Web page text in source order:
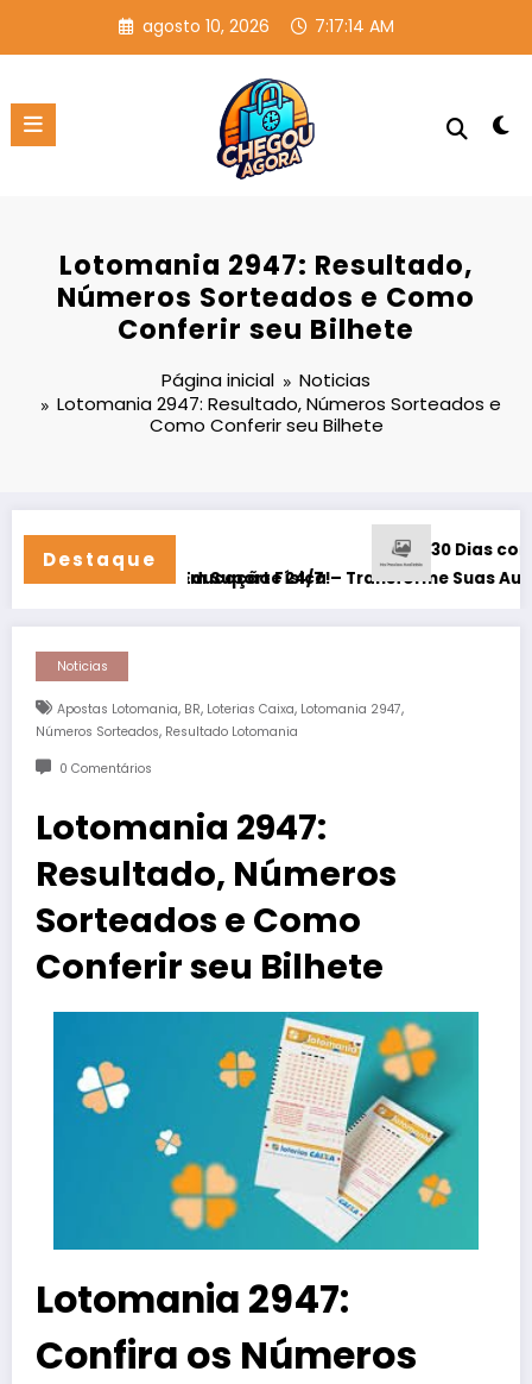
o
agosto 10, 2026 7:17:14 AM
Lotomania 2947: Resultado,
Números Sorteados e Como
Conferir seu Bilhete
Página inicial
Noticias
Lotomania 2947: Resultado, Números Sorteados e
Como Conferir seu Bilhete
Destaque
e com Suporte 24/7!
para Educação Física – Transforme Suas Aulas em 2025
30 Dias com Deus para
Noticias
Apostas Lotomania, BR, Loterias Caixa, Lotomania 2947,
Números Sorteados, Resultado Lotomania
0 Comentários
Lotomania 2947:
Resultado, Números
Sorteados e Como
Conferir seu Bilhete
Lotomania 2947:
Confira os Números